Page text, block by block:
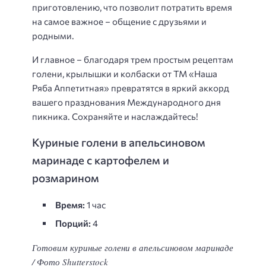
приготовлению, что позволит потратить время
на самое важное – общение с друзьями и
родными.
И главное – благодаря трем простым рецептам
голени, крылышки и колбаски от ТМ «Наша
Ряба Аппетитная» превратятся в яркий аккорд
вашего празднования Международного дня
пикника. Сохраняйте и наслаждайтесь!
Куриные голени в апельсиновом
маринаде с картофелем и
розмарином
Время: 1 час
Порций: 4
Готовим куриные голени в апельсиновом маринаде
/ Фото Shutterstock